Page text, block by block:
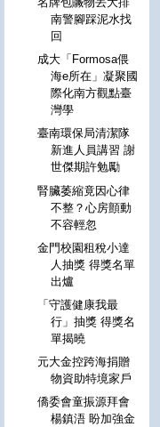
南警腳踩泥水找
回
成大「Formosa偎
海e所在」凝聚國
際化南方觀點臺
灣學
臺南環保局清潔隊
新進人員講習 謝
世傑期許勉勵
腎臟萎縮竟因心律
不整？心房顫動
不容輕忽
金門校園租稅小達
人抽獎 得獎名單
出爐
「守護健康我最
行」抽獎 得獎名
單揭曉
元大金控跨海捐贈
物資助特境家戶
僑委會童振源拜會
楊鎮浯 盼加強金